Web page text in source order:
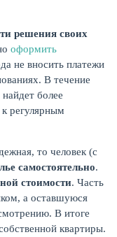
решения своих
оформить
не вносить платежи
В течение
более
регулярным
то человек (с
самостоятельно.
стоимости. Часть
а оставшуюся
В итоге
квартиры.